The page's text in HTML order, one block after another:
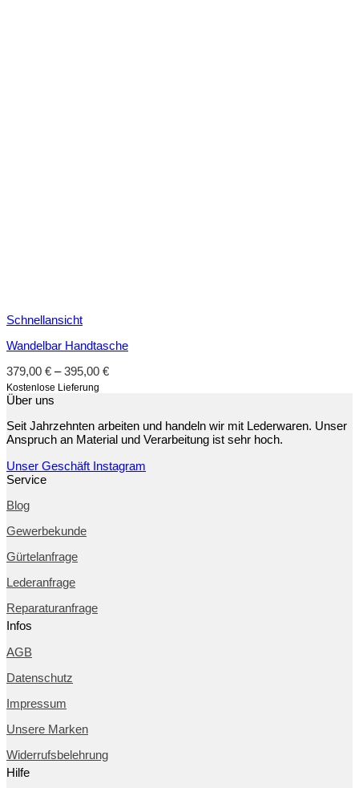
Schnellansicht
Wandelbar Handtasche
379,00 € –395,00 €
Kostenlose Lieferung
Über uns
Seit Jahrzehnten arbeiten und handeln wir mit Lederwaren. Unser
Anspruch an Material und Verarbeitung ist sehr hoch.
Unser Geschäft Instagram
Service
Blog
Gewerbekunde
Gürtelanfrage
Lederanfrage
Reparaturanfrage
Infos
AGB
Datenschutz
Impressum
Unsere Marken
Widerrufsbelehrung
Hilfe